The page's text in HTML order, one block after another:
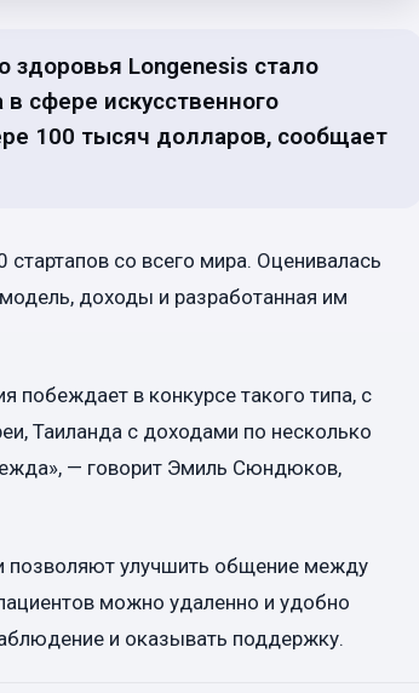
здоровья Longenesis стало
сфере искусственного
100 тысяч долларов, сообщает
со всего мира. Оценивалась
доходы и разработанная им
побеждает в конкурсе такого типа, с
Таиланда с доходами по несколько
— говорит Эмиль Сюндюков,
позволяют улучшить общение между
можно удаленно и удобно
и оказывать поддержку.